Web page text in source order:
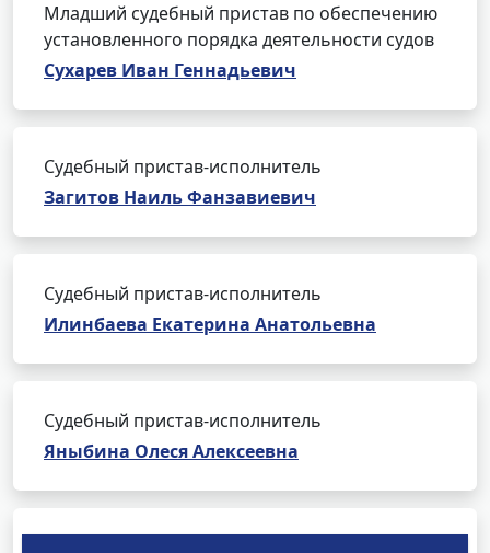
Младший судебный пристав по обеспечению
установленного порядка деятельности судов
Сухарев Иван Геннадьевич
Судебный пристав-исполнитель
Загитов Наиль Фанзавиевич
Судебный пристав-исполнитель
Илинбаева Екатерина Анатольевна
Судебный пристав-исполнитель
Яныбина Олеся Алексеевна